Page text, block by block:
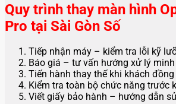
Quy trình thay màn hình
Pro tại Sài Gòn Số
Tiếp nhận máy – kiểm tra lỗi kỹ
Báo giá – tư vấn hướng xử lý
Tiến hành thay thế khi khách đồng
Kiểm tra toàn bộ chức năng trước
Viết giấy bảo hành – hướng dẫn